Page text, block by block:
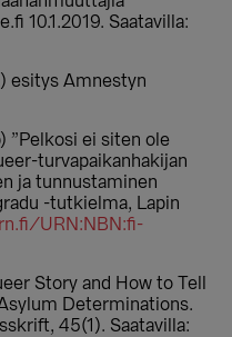
10.1.2019. Saatavilla:
esitys Amnestyn
”Pelkosi ei siten ole
turvapaikanhakijan
ja tunnustaminen
-tutkielma, Lapin
URN:NBN:fi-
Story and How to Tell
Determinations.
45(1). Saatavilla: